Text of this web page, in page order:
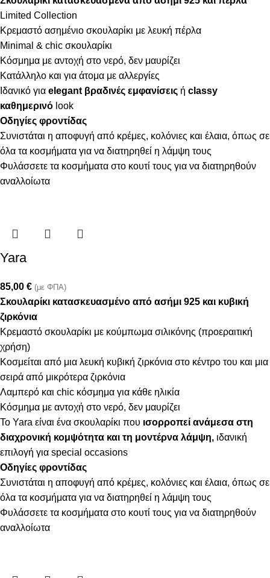
Limited Collection
Κρεμαστό ασημένιο σκουλαρίκι με λευκή πέρλα
Minimal & chic σκουλαρίκι
Κόσμημα με αντοχή στο νερό, δεν μαυρίζει
Κατάλληλο και για άτομα με αλλεργίες
Ιδανικό για elegant βραδινές εμφανίσεις ή classy
καθημερινό look
Οδηγίες φροντίδας
Συνιστάται η αποφυγή από κρέμες, κολόνιες και έλαια, όπως σε
όλα τα κοσμήματα για να διατηρηθεί η λάμψη τους
Φυλάσσετε τα κοσμήματα στο κουτί τους για να διατηρηθούν
αναλλοίωτα
Yara
85,00 € (με ΦΠΑ)
Σκουλαρίκι κατασκευασμένo από ασήμι 925 και κυβική
ζιρκόνια
Κρεμαστό σκουλαρίκι με κούμπωμα σιλικόνης (προεραιτική
χρήση)
Κοσμείται από μια λευκή κυβική ζιρκόνια στο κέντρο του και μια
σειρά από μικρότερα ζιρκόνια
Λαμπερό και chic κόσμημα για κάθε ηλικία
Κόσμημα με αντοχή στο νερό, δεν μαυρίζει
Το Yara είναι ένα σκουλαρίκι που ισορροπεί ανάμεσα στη
διαχρονική κομψότητα και τη μοντέρνα λάμψη, ιδανική
επιλογή για special occasions
Οδηγίες φροντίδας
Συνιστάται η αποφυγή από κρέμες, κολόνιες και έλαια, όπως σε
όλα τα κοσμήματα για να διατηρηθεί η λάμψη τους
Φυλάσσετε τα κοσμήματα στο κουτί τους για να διατηρηθούν
αναλλοίωτα